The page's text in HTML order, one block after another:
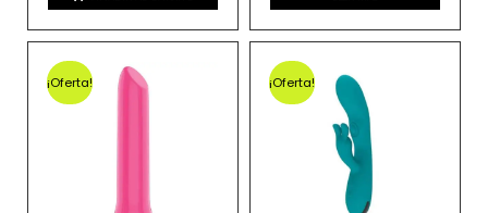
¡Oferta! ¡Oferta!